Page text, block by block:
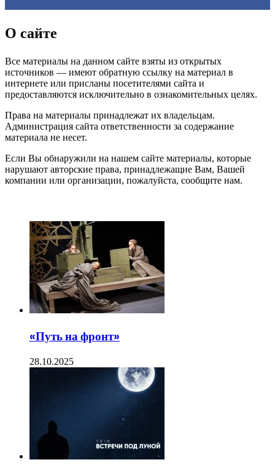
for
О сайте
Все материалы на данном сайте взяты из открытых
источников — имеют обратную ссылку на материал в
интернете или присланы посетителями сайта и
предоставляются исключительно в ознакомительных целях.
Права на материалы принадлежат их владельцам.
Администрация сайта ответственности за содержание
материала не несет.
Если Вы обнаружили на нашем сайте материалы, которые
нарушают авторские права, принадлежащие Вам, Вашей
компании или организации, пожалуйста, сообщите нам.
«Путь на фронт»
28.10.2025